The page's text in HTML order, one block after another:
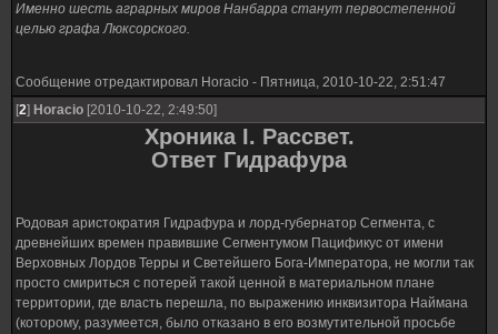
Именно шесть аграрных миров Нанбарра станут первостепенной
целью графа Люксорского.
Сообщение отредактировал Horacio - Пятница, 2010-10-22, 2:51:47
[2] Horacio [2010-10-22, 2:49:50]
Хроника I. Рассвет.
Ответ Гидрафура
Родовая аристократия Гидрафура и лорд-губернатор Сегмента, с
древнейших времен правившие Сегментумом Пацификус от имени
Верховных Лордов Терры и Светейшего Бога-Императора, не могли так
просто смириться с потерей такой ценной в материальном плане
территории, где власть перешла, по выражению инквизитора Наймана
(которому, разумеется, было отказано в его возмутительной просьбе